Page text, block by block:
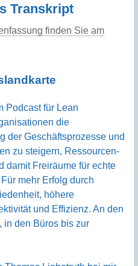
Transkript
finden Sie am
Podcast für Lean
die
der Geschäftsprozesse und
zu steigern, Ressourcen-
damit Freiräume für echte
mehr Erfolg durch
höhere
und Effizienz. An den
in den Büros bis zur